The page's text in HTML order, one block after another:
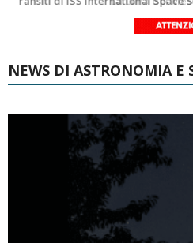
NEWS DI ASTRONOMIA E